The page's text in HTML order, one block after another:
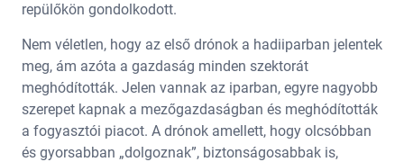
repülőkön gondolkodott.
Nem véletlen, hogy az első drónok a hadiiparban jelentek
meg, ám azóta a gazdaság minden szektorát
meghódították. Jelen vannak az iparban, egyre nagyobb
szerepet kapnak a mezőgazdaságban és meghódították
a fogyasztói piacot. A drónok amellett, hogy olcsóbban
és gyorsabban „dolgoznak”, biztonságosabbak is,